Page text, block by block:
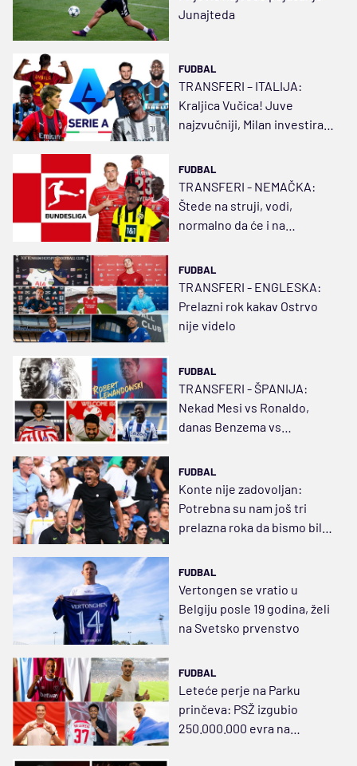
Junajteda
FUDBAL
TRANSFERI – ITALIJA:
Kraljica Vučica! Juve
najzvučniji, Milan investirao,
najgora
FUDBAL
TRANSFERI - NEMAČKA:
Štede na struji, vodi,
normalno da će i na
da bude valjano
FUDBAL
TRANSFERI - ENGLESKA:
Prelazni rok kakav Ostrvo
nije videlo
FUDBAL
TRANSFERI - ŠPANIJA:
Nekad Mesi vs Ronaldo,
danas Benzema vs
FUDBAL
Konte nije zadovoljan:
Potrebna su nam još tri
prelazna roka da bismo bili
FUDBAL
Vertongen se vratio u
Belgiju posle 19 godina, želi
na Svetsko prvenstvo
FUDBAL
Leteće perje na Parku
prinčeva: PSŽ izgubio
250.000.000 evra na